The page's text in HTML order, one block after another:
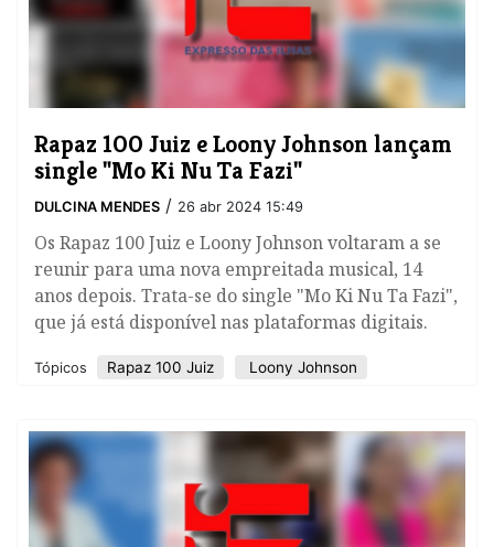
​Rapaz 100 Juiz e Loony Johnson lançam
single "Mo Ki Nu Ta Fazi"
DULCINA MENDES / 26 abr 2024 15:49
Os Rapaz 100 Juiz e Loony Johnson voltaram a se
reunir para uma nova empreitada musical, 14
anos depois. Trata-se do single "Mo Ki Nu Ta Fazi",
que já está disponível nas plataformas digitais.
Tópicos Rapaz 100 Juiz Loony Johnson